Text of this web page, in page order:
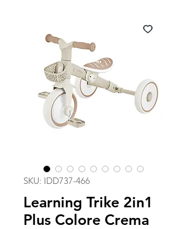
SKU: IDD737-466
Learning Trike 2in1
Plus Colore Crema